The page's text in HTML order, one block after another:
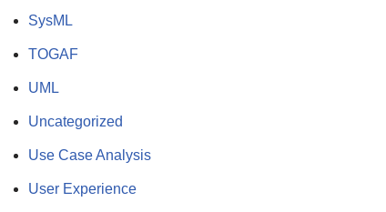
SysML
TOGAF
UML
Uncategorized
Use Case Analysis
User Experience